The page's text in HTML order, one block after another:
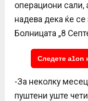
операциони сали,
надева дека ќе
Болницата „8
Следете a1on
-За неколку
пуштени уште